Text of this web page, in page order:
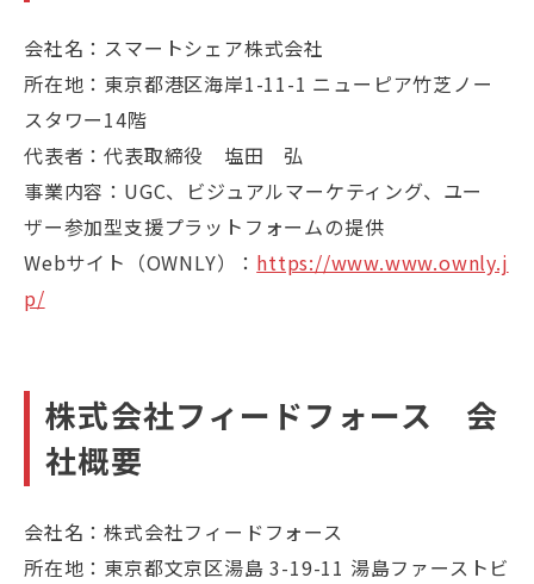
会社名：スマートシェア株式会社
所在地：東京都港区海岸1-11-1 ニューピア竹芝ノー
スタワー14階
代表者：代表取締役 塩田 弘
事業内容：UGC、ビジュアルマーケティング、ユー
ザー参加型支援プラットフォームの提供
Webサイト（OWNLY）： https://www.www.ownly.j
p/
株式会社フィードフォース 会
社概要
会社名：株式会社フィードフォース
所在地：東京都文京区湯島 3-19-11 湯島ファーストビ